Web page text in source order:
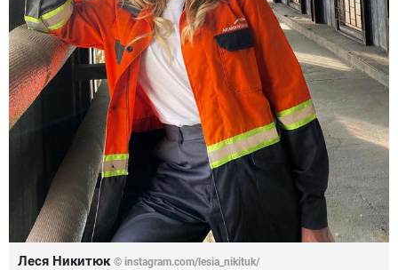
Леся Никитюк © instagram.com/lesia_nikituk/